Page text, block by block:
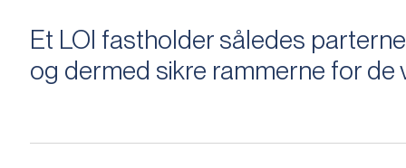
Et LOI fastholder således
og dermed sikre rammerne for de